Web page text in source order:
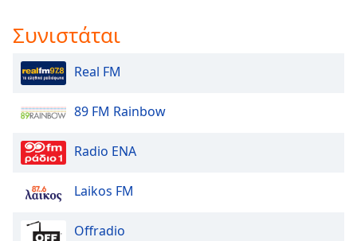
Συνιστάται
Real FM
89 FM Rainbow
Radio ENA
Laikos FM
Offradio